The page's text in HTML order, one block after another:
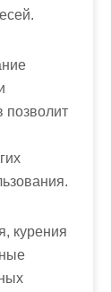
позволит
курения